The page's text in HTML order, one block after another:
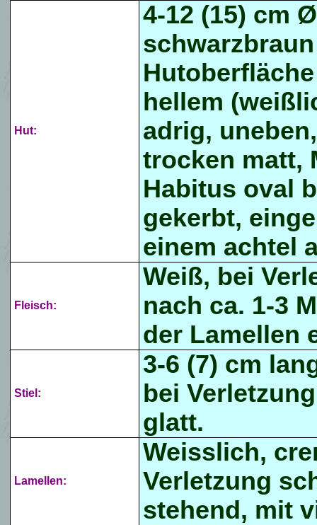
Hut:
4-12 (15) cm
hellem
adrig,
trocken matt,
Habitus oval
gekerbt,
einem achtel
Fleisch:
Weiß, bei
nach ca. 1-3
der Lamellen
Stiel:
3-6 (7) cm
bei
glatt.
Lamellen:
Weisslich,
Verletzung
stehend, mit